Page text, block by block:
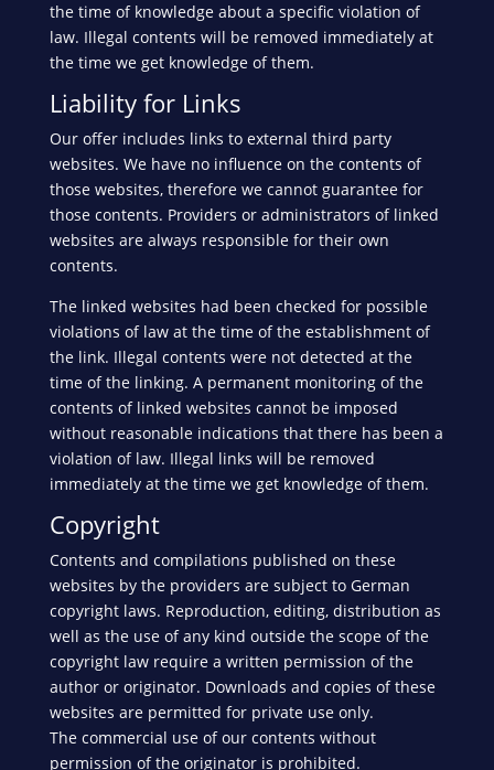
the time of knowledge about a specific violation of
law. Illegal contents will be removed immediately at
the time we get knowledge of them.
Liability for Links
Our offer includes links to external third party
websites. We have no influence on the contents of
those websites, therefore we cannot guarantee for
those contents. Providers or administrators of linked
websites are always responsible for their own
contents.
The linked websites had been checked for possible
violations of law at the time of the establishment of
the link. Illegal contents were not detected at the
time of the linking. A permanent monitoring of the
contents of linked websites cannot be imposed
without reasonable indications that there has been a
violation of law. Illegal links will be removed
immediately at the time we get knowledge of them.
Copyright
Contents and compilations published on these
websites by the providers are subject to German
copyright laws. Reproduction, editing, distribution as
well as the use of any kind outside the scope of the
copyright law require a written permission of the
author or originator. Downloads and copies of these
websites are permitted for private use only.
The commercial use of our contents without
permission of the originator is prohibited.